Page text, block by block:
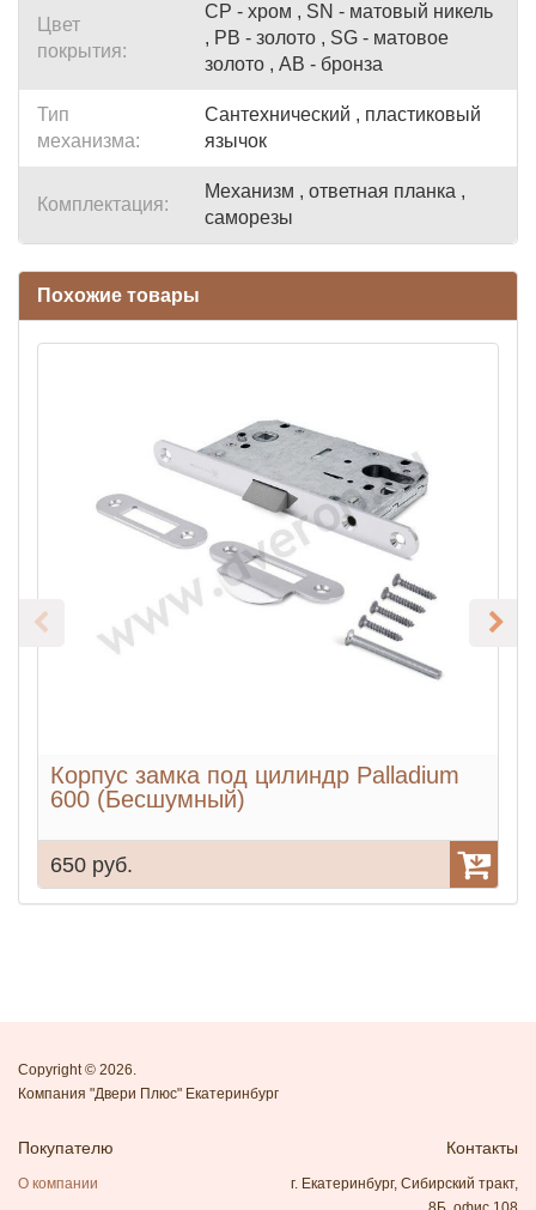
Цвет
покрытия:
CP - хром , SN - матовый никель
, PB - золото , SG - матовое
золото , AB - бронза
Тип
механизма:
Сантехнический , пластиковый
язычок
Комплектация:
Механизм , ответная планка ,
саморезы
Похожие товары
Корпус замка под цилиндр Palladium
600 (Бесшумный)
650 руб.
Copyright © 2026.
Компания "Двери Плюс" Екатеринбург
Покупателю
О компании
Контакты
г. Екатеринбург, Сибирский тракт,